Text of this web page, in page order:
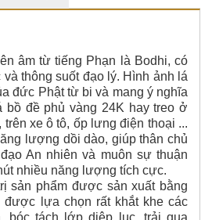
âm từ tiếng Phạn là Bodhi, có
thông suốt đạo lý. Hình ảnh lá
đức Phật từ bi và mang ý nghĩa
bồ đề phủ vàng 24K hay treo ở
xe ô tô, ốp lưng điện thoại ...
lượng dồi dào, giúp thân chủ
An nhiên và muôn sự thuận
nhiều năng lượng tích cực.
sản phẩm được sản xuất bằng
được lựa chọn rất khắt khe các
bóc tách lớp diệp lục, trải qua